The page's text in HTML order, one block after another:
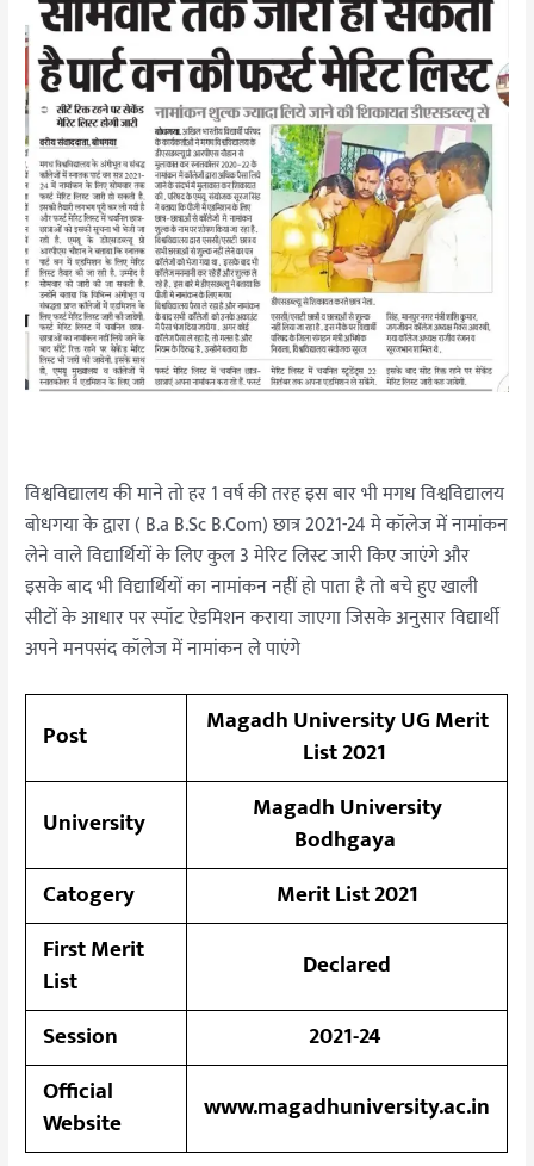
विश्वविद्यालय की माने तो हर 1 वर्ष की तरह इस बार भी मगध विश्वविद्यालय
बोधगया के द्वारा ( B.a B.Sc B.Com) छात्र 2021-24 मे कॉलेज में नामांकन
लेने वाले विद्यार्थियों के लिए कुल 3 मेरिट लिस्ट जारी किए जाएंगे और
इसके बाद भी विद्यार्थियों का नामांकन नहीं हो पाता है तो बचे हुए खाली
सीटों के आधार पर स्पॉट ऐडमिशन कराया जाएगा जिसके अनुसार विद्यार्थी
अपने मनपसंद कॉलेज में नामांकन ले पाएंगे
Post
Magadh University UG Merit
List 2021
University
Magadh University
Bodhgaya
Catogery
Merit List 2021
First Merit
List
Declared
Session
2021-24
Official
Website
www.magadhuniversity.ac.in